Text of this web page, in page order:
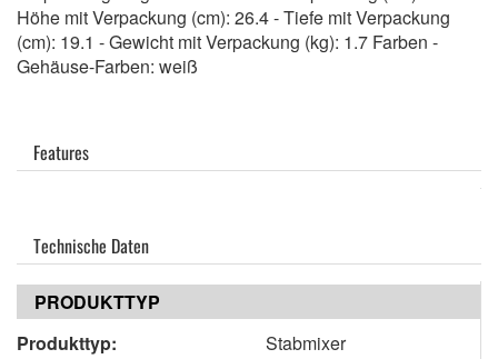
Höhe mit Verpackung (cm): 26.4 - Tiefe mit Verpackung
(cm): 19.1 - Gewicht mit Verpackung (kg): 1.7 Farben -
Gehäuse-Farben: weiß
Features
Technische Daten
PRODUKTTYP
Produkttyp:
Stabmixer